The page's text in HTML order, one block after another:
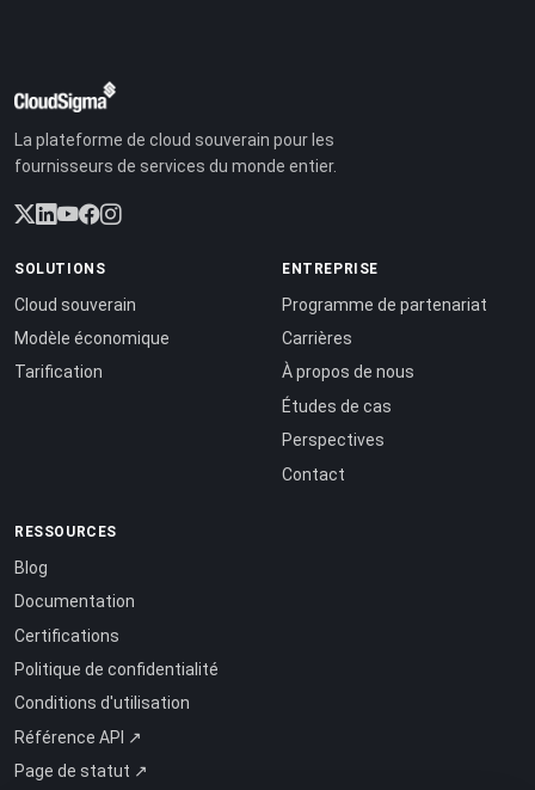
La plateforme de cloud souverain pour les
fournisseurs de services du monde entier.
SOLUTIONS
Cloud souverain
Modèle économique
Tarification
ENTREPRISE
Programme de partenariat
Carrières
À propos de nous
Études de cas
Perspectives
Contact
RESSOURCES
Blog
Documentation
Certifications
Politique de confidentialité
Conditions d'utilisation
Référence API ↗
Page de statut ↗